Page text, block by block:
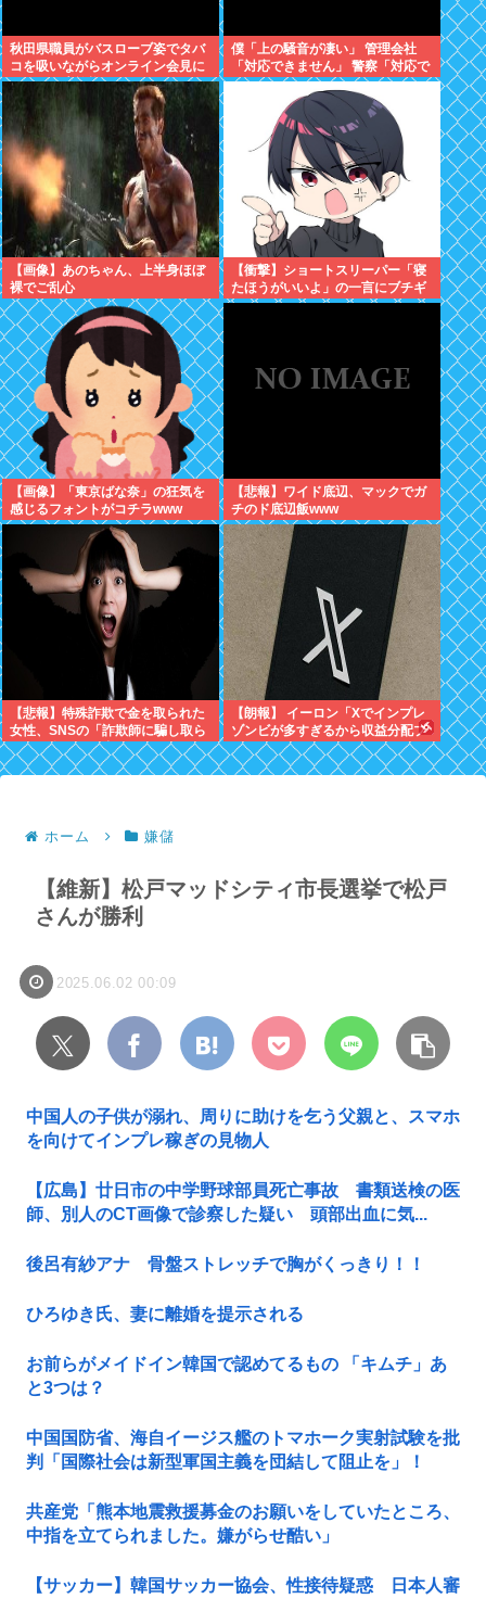
秋田県職員がバスローブ姿でタバ
コを吸いながらオンライン会見に
どこのお貴族様だよw
僕「上の騒音が凄い」 管理会社
「対応できません」 警察「対応で
きません」
【画像】あのちゃん、上半身ほぼ
裸でご乱心
【衝撃】ショートスリーパー「寝
たほうがいいよ」の一言にブチギ
レwww(※動画あり)
【画像】「東京ばな奈」の狂気を
感じるフォントがコチラwww
【悲報】ワイド底辺、マックでガ
チのド底辺飯www
【悲報】特殊詐欺で金を取られた
女性、SNSの「詐欺師に騙し取ら
れたお金、取り戻せます」」に釣
られさらに240万円失うwww
【朗報】 イーロン「Xでインプレ
ゾンビが多すぎるから収益分配プ
ログラムやめるわ」
ホーム 嫌儲
【維新】松戸マッドシティ市長選挙で松戸
さんが勝利
2025.06.02 00:09
中国人の子供が溺れ、周りに助けを乞う父親と、スマホ
を向けてインプレ稼ぎの見物人
【広島】廿日市の中学野球部員死亡事故 書類送検の医
師、別人のCT画像で診察した疑い 頭部出血に気...
後呂有紗アナ 骨盤ストレッチで胸がくっきり！！
ひろゆき氏、妻に離婚を提示される
お前らがメイドイン韓国で認めてるもの 「キムチ」あ
と3つは？
中国国防省、海自イージス艦のトマホーク実射試験を批
判「国際社会は新型軍国主義を団結して阻止を」！
共産党「熊本地震救援募金のお願いをしていたところ、
中指を立てられました。嫌がらせ酷い」
【サッカー】韓国サッカー協会、性接待疑惑 日本人審